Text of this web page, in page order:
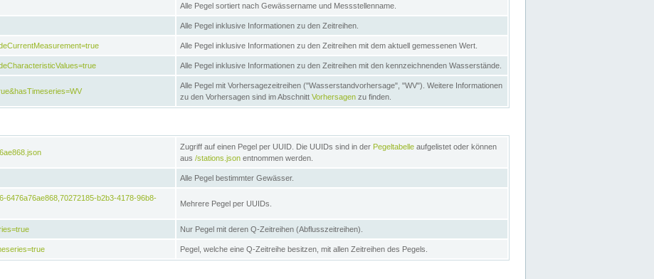
Alle Pegel sortiert nach Gewässername und Messstellenname.
Alle Pegel inklusive Informationen zu den Zeitreihen.
Alle Pegel inklusive Informationen zu den Zeitreihen mit dem aktuell gemessenen Wert.
Alle Pegel inklusive Informationen zu den Zeitreihen mit den kennzeichnenden Wasserstände.
Alle Pegel mit Vorhersagezeitreihen ("Wasserstandvorhersage", "WV"). Weitere Informationen
zu den Vorhersagen sind im Abschnitt Vorhersagen zu finden.
Zugriff auf einen Pegel per UUID. Die UUIDs sind in der Pegeltabelle aufgelistet oder können
aus /stations.json entnommen werden.
Alle Pegel bestimmter Gewässer.
6476a76ae868,70272185-b2b3-4178-96b8-
Mehrere Pegel per UUIDs.
Nur Pegel mit deren Q-Zeitreihen (Abflusszeitreihen).
Pegel, welche eine Q-Zeitreihe besitzen, mit allen Zeitreihen des Pegels.